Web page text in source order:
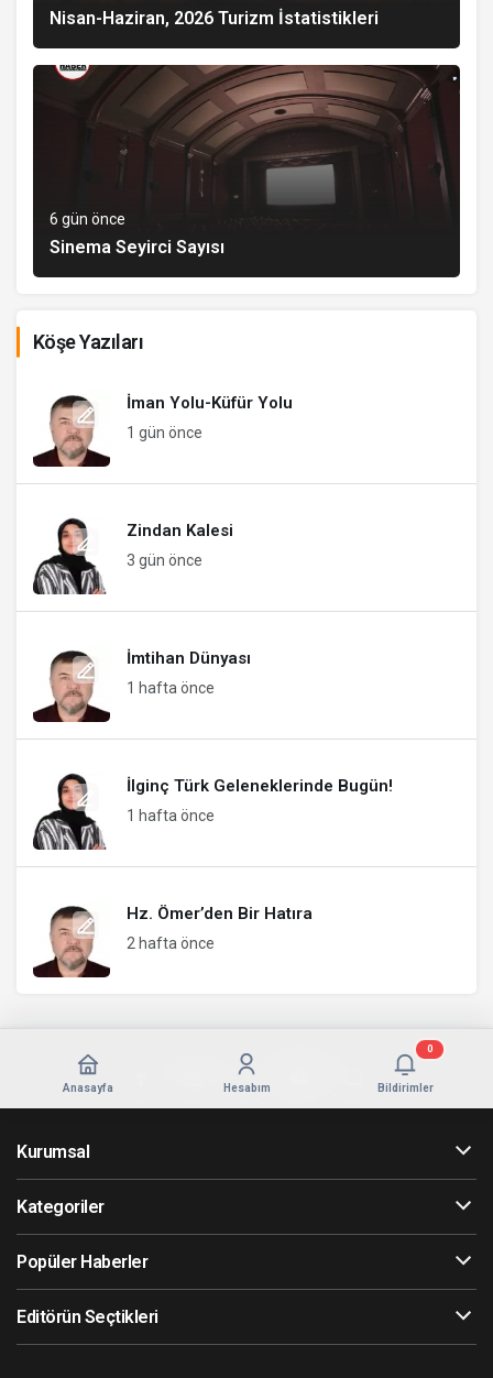
Nisan-Haziran, 2026 Turizm İstatistikleri
6 gün önce
Sinema Seyirci Sayısı
Köşe Yazıları
İman Yolu-Küfür Yolu
1 gün önce
Zindan Kalesi
3 gün önce
İmtihan Dünyası
1 hafta önce
İlginç Türk Geleneklerinde Bugün!
1 hafta önce
Hz. Ömer’den Bir Hatıra
2 hafta önce
Anasayfa Hesabım Bildirimler
0
Kurumsal
Kategoriler
Popüler Haberler
Editörün Seçtikleri